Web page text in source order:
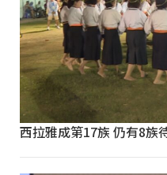
西拉雅成第17族 仍有8族